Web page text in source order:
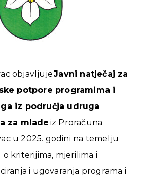
objavljujeJavni natječaj za
potpore programima i
iz područja udruga
za mlade iz Proračuna
u 2025. godini na temelju
kriterijima, mjerilima i
i ugovaranja programa i